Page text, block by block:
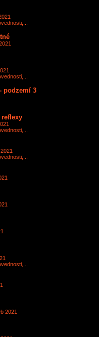
podzemí 3
reflexy
2021